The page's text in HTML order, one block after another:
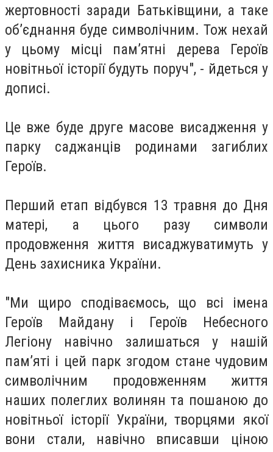
жертовності заради Батьківщини, а таке
об’єднання буде символічним. Тож нехай
у цьому місці пам’ятні дерева Героїв
новітньої історії будуть поруч", - йдеться у
дописі.
Це вже буде друге масове висадження у
парку саджанців родинами загиблих
Героїв.
Перший етап відбувся 13 травня до Дня
матері, а цього разу символи
продовження життя висаджуватимуть у
День захисника України.
"Ми щиро сподіваємось, що всі імена
Героїв Майдану і Героїв Небесного
Легіону навічно залишаться у нашій
пам’яті і цей парк згодом стане чудовим
символічним продовженням життя
наших полеглих волинян та пошаною до
новітньої історії України, творцями якої
вони стали, навічно вписавши ціною